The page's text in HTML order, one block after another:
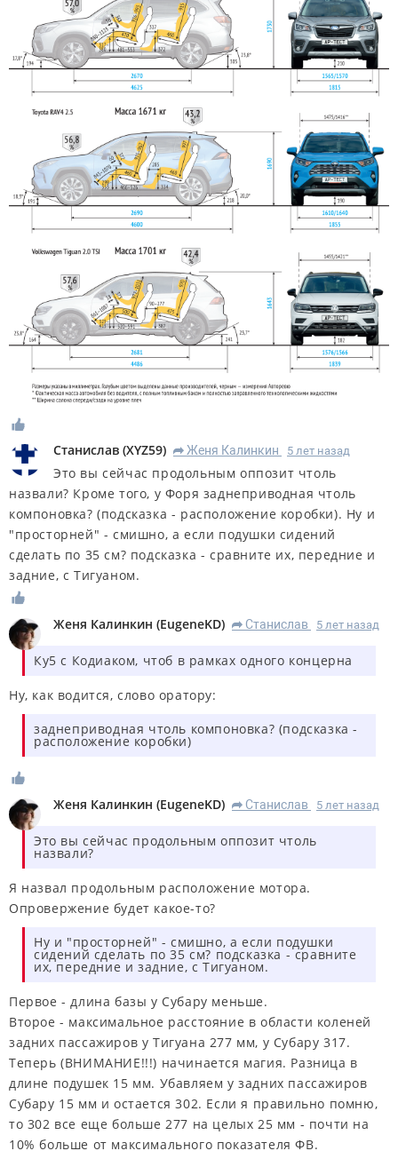
Станислав (XYZ59) R Женя Калинкин 5 лет назад
Это вы сейчас продольным оппозит чтоль
назвали? Кроме того, у Форя заднеприводная чтоль
компоновка? (подсказка - расположение коробки). Ну и
"просторней" - смишно, а если подушки сидений
сделать по 35 см? подсказка - сравните их, передние и
задние, с Тигуаном.
Женя Калинкин (EugeneKD) R Станислав 5 лет назад
Ку5 с Кодиаком, чтоб в рамках одного концерна
Ну, как водится, слово оратору:
заднеприводная чтоль компоновка? (подсказка -
расположение коробки)
Женя Калинкин (EugeneKD) R Станислав 5 лет назад
Это вы сейчас продольным оппозит чтоль
назвали?
Я назвал продольным расположение мотора.
Опровержение будет какое-то?
Ну и "просторней" - смишно, а если подушки
сидений сделать по 35 см? подсказка - сравните
их, передние и задние, с Тигуаном.
Первое - длина базы у Субару меньше.
Второе - максимальное расстояние в области коленей
задних пассажиров у Тигуана 277 мм, у Субару 317.
Теперь (ВНИМАНИЕ!!!) начинается магия. Разница в
длине подушек 15 мм. Убавляем у задних пассажиров
Субару 15 мм и остается 302. Если я правильно помню,
то 302 все еще больше 277 на целых 25 мм - почти на
10% больше от максимального показателя ФВ.